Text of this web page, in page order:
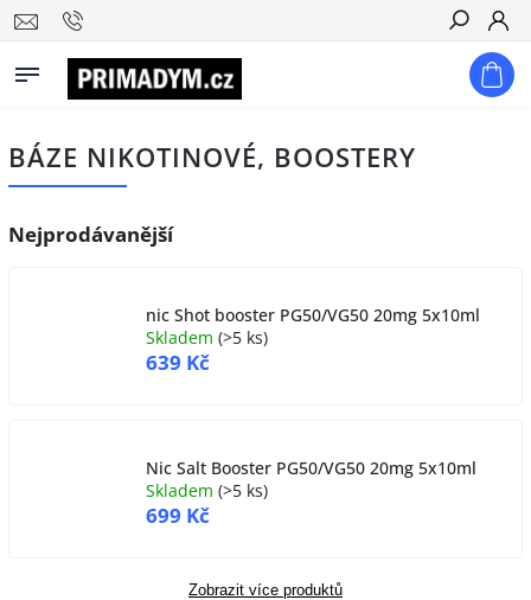
Hledat
BÁZE NIKOTINOVÉ, BOOSTERY
Nejprodávanější
nic Shot booster PG50/VG50 20mg 5x10ml
Skladem (>5 ks)
639 Kč
Nic Salt Booster PG50/VG50 20mg 5x10ml
Skladem (>5 ks)
699 Kč
Zobrazit více produktů